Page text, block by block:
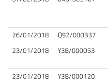
26/01/2018 Q92/000337
23/01/2018
Y38/000053
23/01/2018 Y38/000120